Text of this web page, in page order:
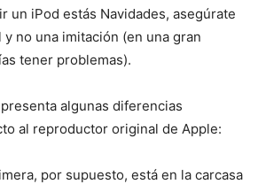
un iPod estás Navidades, asegúrate
no una imitación (en una gran
tener problemas).
algunas diferencias
al reproductor original de Apple:
por supuesto, está en la carcasa